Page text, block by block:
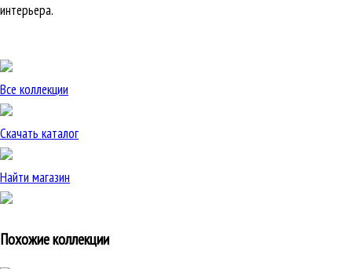
интерьера.
Все коллекции
Скачать каталог
Найти магазин
Похожие коллекции